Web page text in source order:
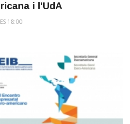
i l'UdA
18:00